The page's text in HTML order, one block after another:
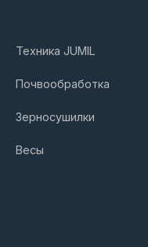
Техника JUMIL
Почвообработка
Зерносушилки
Весы